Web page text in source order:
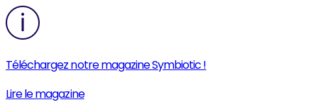
Téléchargez notre magazine Symbiotic !
Lire le magazine